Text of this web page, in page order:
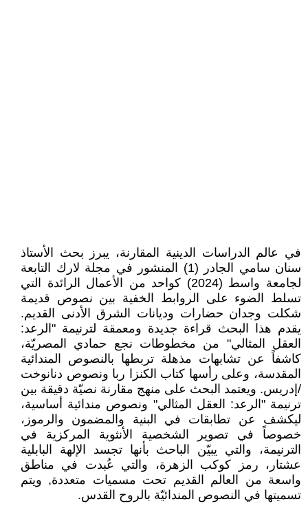
في عالم الدراسات الدينية المقارنة، يبرز بحث الأستاذ
سنان سامي الجادر (1) المنشور في مجلة لارك التابعة
لجامعة واسط (2024) كواحد من الأعمال الرائدة التي
تسلط الضوء على الروابط الخفية بين نصوص قديمة
شكلت وجدان حضارات وديانات الشرق الأدنى القديم.
يقدم هذا البحث قراءة جديدة ومعمقة لترنيمة "الرعد:
العقل المثالي" من مخطوطات نجع حمادي المصريّة،
كاشفاً عن تشابهات مذهلة تربطها بالنصوص المندائية
المقدسة، وعلى رأسها كتاب الكنزا ربا ونصوص دنانوخت
/إدريس. ويعتمد البحث على منهج مقارنة نصيّة دقيقة بين
ترنيمة "الرعد: العقل المثالي" ونصوص مندائية أساسية،
ليكشف عن تطابقات في البنية والمضمون والرموز،
خصوصاً في تصوير الشخصية الأنثوية المركزية في
الترنيمة، والتي يبيّن الباحث بأنها تجسد الإلهة البابلية
عشتار، رمز كوكب الزهرة، والتي عُبدت في مناطق
واسعة من العالم القديم تحت مسميات متعددة, ويتم
تسميتها في النصوص المندائيّة بالروح القدس.